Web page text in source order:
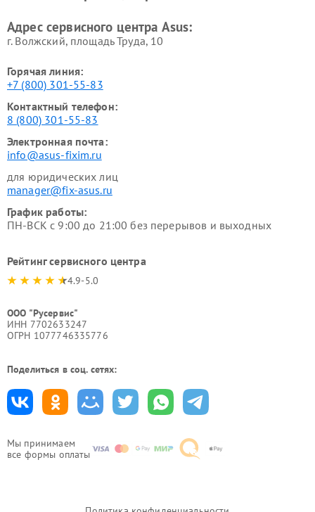
Мы принимаем
все формы оплаты
Адрес сервисного центра Asus:
г. Волжский, площадь Труда, 10
Горячая линия:
+7 (800) 301-55-83
Контактный телефон:
8 (800) 301-55-83
Электронная почта:
info@asus-fixim.ru
для юридических лиц
manager@fix-asus.ru
График работы:
ПН-ВСК с 9:00 до 21:00 без перерывов и выходных
Рейтинг сервисного центра
4.9-5.0
ООО "Русервис"
ИНН 7702633247
ОГРН 1077746335776
Поделиться в соц. сетях: